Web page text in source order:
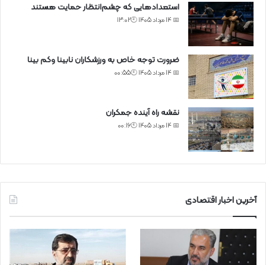
استعدادهایی که چشم‌انتظار حمایت هستند
📅 14 مرداد 1405 🕙13:02
ضرورت توجه خاص به ورزشکاران نابینا وکم بینا
📅 14 مرداد 1405 🕙00:55
نقشه راه آینده جمکران
📅 14 مرداد 1405 🕙00:16
آخرین اخبار اقتصادی